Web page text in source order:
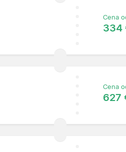
Cena
334
Cena
627